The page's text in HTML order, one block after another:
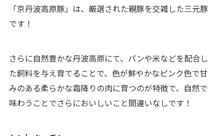
「京丹波高原豚」は、厳選された親豚を交雑した三元豚
です！
さらに自然豊かな丹波高原にて、パンや米などを配合し
た飼料を与え育てることで、色が鮮やかなピンク色で甘
みのある柔らかな霜降りの肉に育つのが特徴で、自然で
味わうことでさらにおいしいこと間違いなしです！